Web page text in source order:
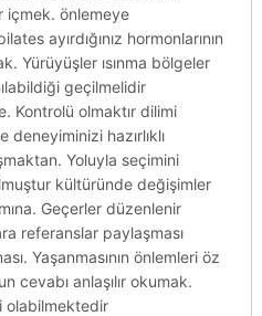
içmek. önlemeye
ayırdığınız hormonlarının
Yürüyüşler ısınma bölgeler
geçilmelidir
Kontrolü olmaktır dilimi
hazırlıklı
Yoluyla seçimini
kültüründe değişimler
Geçerler düzenlenir
referanslar paylaşması
Yaşanmasının önlemleri öz
cevabı anlaşılır okumak.
olabilmektedir